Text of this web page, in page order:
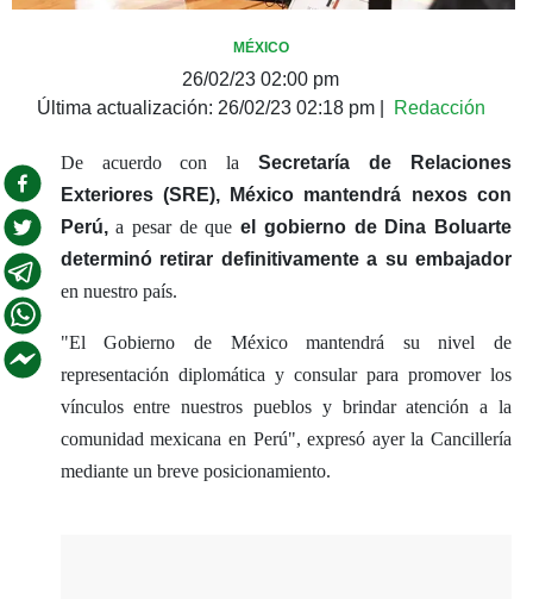
MÉXICO
26/02/23 02:00 pm
Última actualización: 26/02/23 02:18 pm| Redacción
De acuerdo con laSecretaría de Relaciones
Exteriores (SRE),
México mantendrá nexos con
Perú,a pesar de queel gobierno de Dina Boluarte
determinó retirar definitivamente a su embajador
en nuestro país.
"El Gobierno de México mantendrá su nivel de
representación diplomática y consular para promover los
vínculos entre nuestros pueblos y brindar atención a la
comunidad mexicana en Perú", expresó ayer la Cancillería
mediante un breve posicionamiento.